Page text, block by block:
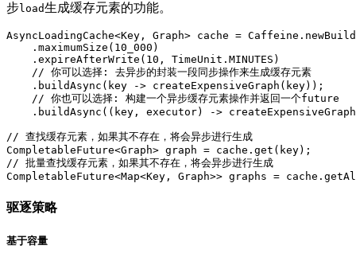
步load生成缓存元素的功能。
AsyncLoadingCache<Key, Graph> cache =
    .maximumSize(10_000)
    .expireAfterWrite(10, TimeUnit.MINUTES)
    // 你可以选择: 去异步的封装一段同步操作来生成缓存元素
    .buildAsync(key -> createExpensiveGraph(key));
    // 你也可以选择: 构建一个异步缓存元素操作并返回一个future
.buildAsync((key, executor) ->
// 查找缓存元素，如果其不存在，将会异步进行生成
CompletableFuture<Graph> graph = cache.get(key);
// 批量查找缓存元素，如果其不存在，将会异步进行生成
驱逐策略
基于容量